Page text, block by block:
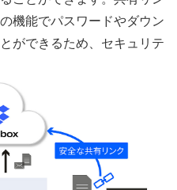
機能でパスワードやダウン
ができるため、セキュリテ